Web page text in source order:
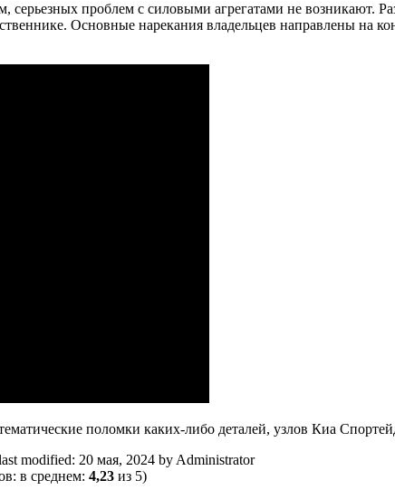
проблем с силовыми агрегатами не возникают.
Основные нарекания владельцев направлены на
поломки каких-либо деталей, узлов Киа
modified: 20 мая, 2024 by Administrator
в среднем: 4,23 из 5)